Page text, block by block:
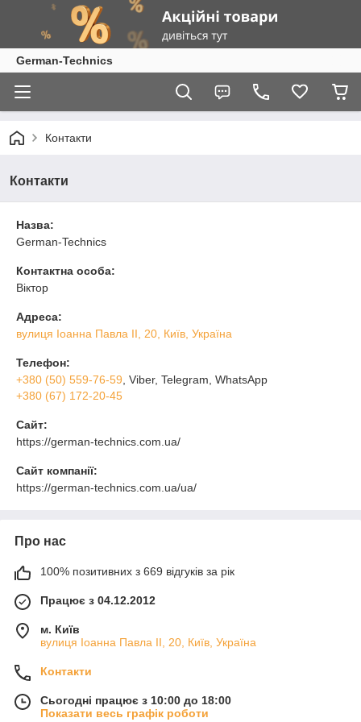
German-Technics
Контакти
Контакти
Назва:
German-Technics
Контактна особа:
Віктор
Адреса:
вулиця Іоанна Павла ІІ, 20, Київ, Україна
Телефон:
+380 (50) 559-76-59 , Viber, Telegram, WhatsApp
+380 (67) 172-20-45
Сайт:
https://german-technics.com.ua/
Сайт компанії:
https://german-technics.com.ua/ua/
Про нас
100% позитивних з 669 відгуків за рік
Працює з 04.12.2012
м. Київ
вулиця Іоанна Павла ІІ, 20, Київ, Україна
Контакти
Сьогодні працює з 10:00 до 18:00
Показати весь графік роботи